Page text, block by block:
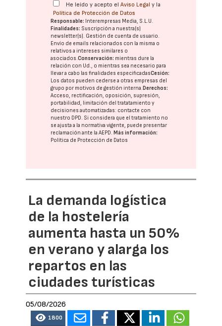
He leído y acepto elAviso Legal y la
Política de Protección de Datos
Responsable: Interempresas Media, S.L.U.
Finalidades: Suscripción a nuestra(s)
newsletter(s). Gestión de cuenta de usuario.
Envío de emails relacionados con la misma o
relativos a intereses similares o
asociados.Conservación: mientras dure la
relación con Ud., o mientras sea necesario para
llevar a cabo las finalidades especificadasCesión:
Los datos pueden cederse a otras empresas del
grupo por motivos de gestión interna.Derechos:
Acceso, rectificación, oposición, supresión,
portabilidad, limitación del tratatamiento y
decisiones automatizadas: contacte con
nuestro DPD . Si considera que el tratamiento no
se ajusta a la normativa vigente, puede presentar
reclamación ante laAEPD .Más información:
Política de Protección de Datos
La demanda logística
de la hostelería
aumenta hasta un 50%
en verano y alarga los
repartos en las
ciudades turísticas
05/08/2026
1800